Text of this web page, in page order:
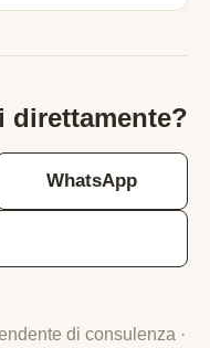
direttamente?
WhatsApp
di consulenza ·